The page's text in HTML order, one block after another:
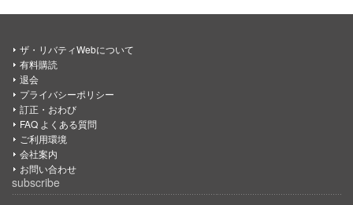
ザ・リバティWebについて
有料購読
退会
プライバシーポリシー
訂正・おわび
FAQ よくある質問
ご利用環境
会社案内
お問い合わせ
subscribe